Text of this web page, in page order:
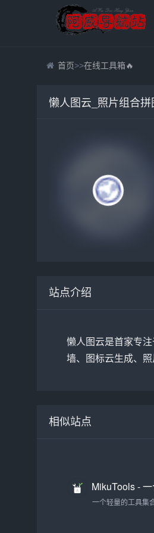
首页>>在线工具箱🔥
懒人图云_照片组合
站点介绍
懒人图云是首家专
墙、图标云生成、照
相似站点
MikuTools -
的工具集合
一个轻量的工具集